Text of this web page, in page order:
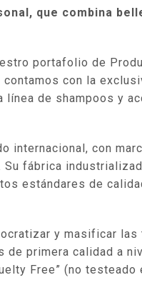
que combina
portafolio de
con la
de shampoos y
internacional, con
fábrica
estándares de
y masificar
primera calidad a
Free” (no testeado